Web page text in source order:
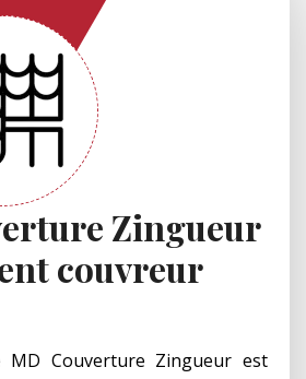
Zingueur
couvreur
MD Couverture Zingueur est